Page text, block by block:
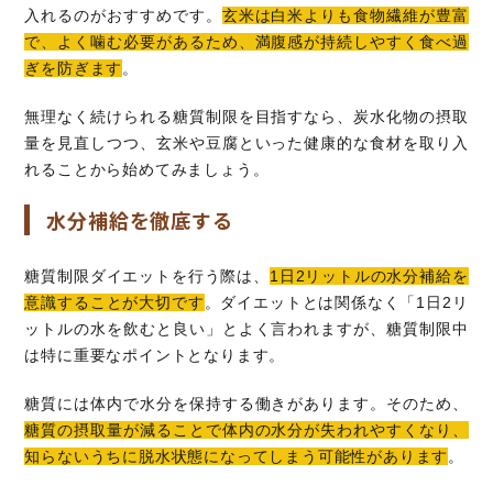
入れるのがおすすめです。 玄米は白米よりも食物繊維が豊富
で、よく噛む必要があるため、満腹感が持続しやすく食べ過
ぎを防ぎます。
無理なく続けられる糖質制限を目指すなら、炭水化物の摂取
量を見直しつつ、玄米や豆腐といった健康的な食材を取り入
れることから始めてみましょう。
水分補給を徹底する
糖質制限ダイエットを行う際は、 1日2リットルの水分補給を
意識することが大切です。ダイエットとは関係なく「1日2リ
ットルの水を飲むと良い」とよく言われますが、糖質制限中
は特に重要なポイントとなります。
糖質には体内で水分を保持する働きがあります。そのため、
糖質の摂取量が減ることで体内の水分が失われやすくなり、
知らないうちに脱水状態になってしまう可能性があります。